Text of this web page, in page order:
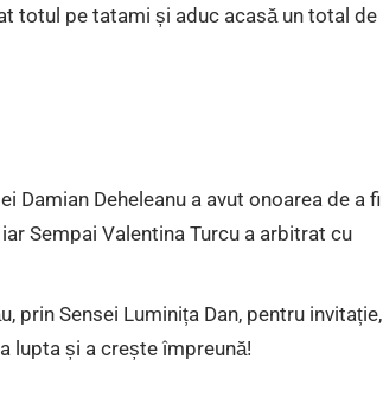
totul pe tatami și aduc acasă un total de
Damian Deheleanu a avut onoarea de a fi
Sempai Valentina Turcu a arbitrat cu
prin Sensei Luminița Dan, pentru invitație,
lupta și a crește împreună!